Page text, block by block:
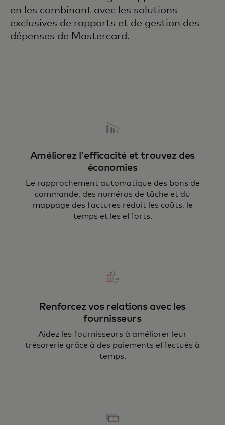
en les combinant avec les solutions
exclusives de rapports et de gestion des
dépenses de Mastercard.
Améliorez l'efficacité et trouvez des
économies
Le rapprochement automatique des bons de
commande, des numéros de tâche et du
mappage des factures réduit les coûts, le
temps et les efforts.
Renforcez vos relations avec les
fournisseurs
Aidez les fournisseurs à améliorer leur
trésorerie grâce à des paiements effectués à
temps.